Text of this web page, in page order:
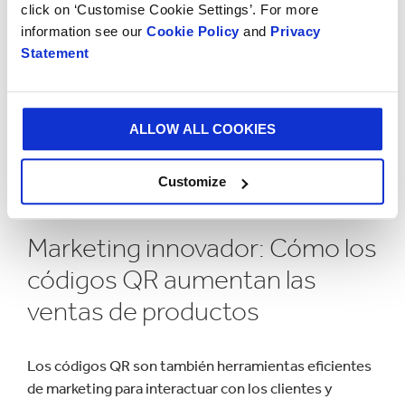
click on ‘Customise Cookie Settings’. For more
information see our Cookie Policy and Privacy
Statement
ALLOW ALL COOKIES
Customize
Los códigos QR en los empaques revolucionan la
interacción del consumidor con tu marca, aumentan la
confianza y mejoran significativamente la experiencia
cuestionarios para recabar valiosas opiniones de los
clientes, lo que te permitirá saber lo que más valoran y
en qué puedes mejorar. Los códigos QR te permiten
Marketing innovador: Cómo los
códigos QR aumentan las
ventas de productos
Los códigos QR son también herramientas eficientes
de marketing para interactuar con los clientes y